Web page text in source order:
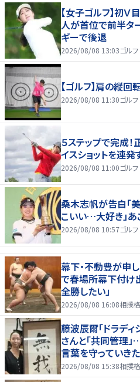
【女子ゴルフ】初
人が首位で前半
ギーで後退
2026/08/08 13:03ゴルフ
【ゴルフ】肩の縦回
2026/08/08 11:30ゴルフ
５ステップで完成
イスショットを連発
2026/08/08 11:00ゴルフ
桑木志帆が告白「
こいい…大好き」あ
2026/08/08 10:57ゴルフ
幕下・不動豊が申
で春場所幕下付け
全勝したい」
2026/08/08 16:08相撲
藤波辰爾「ドラディ
さんと「共同管理
言葉を守っていきた
2026/08/08 15:38相撲